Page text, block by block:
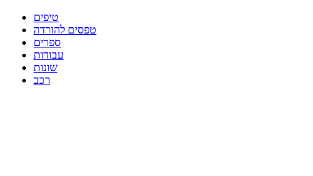
טיפים
טפסים להורדה
ספרים
עבודות
שונות
רכב